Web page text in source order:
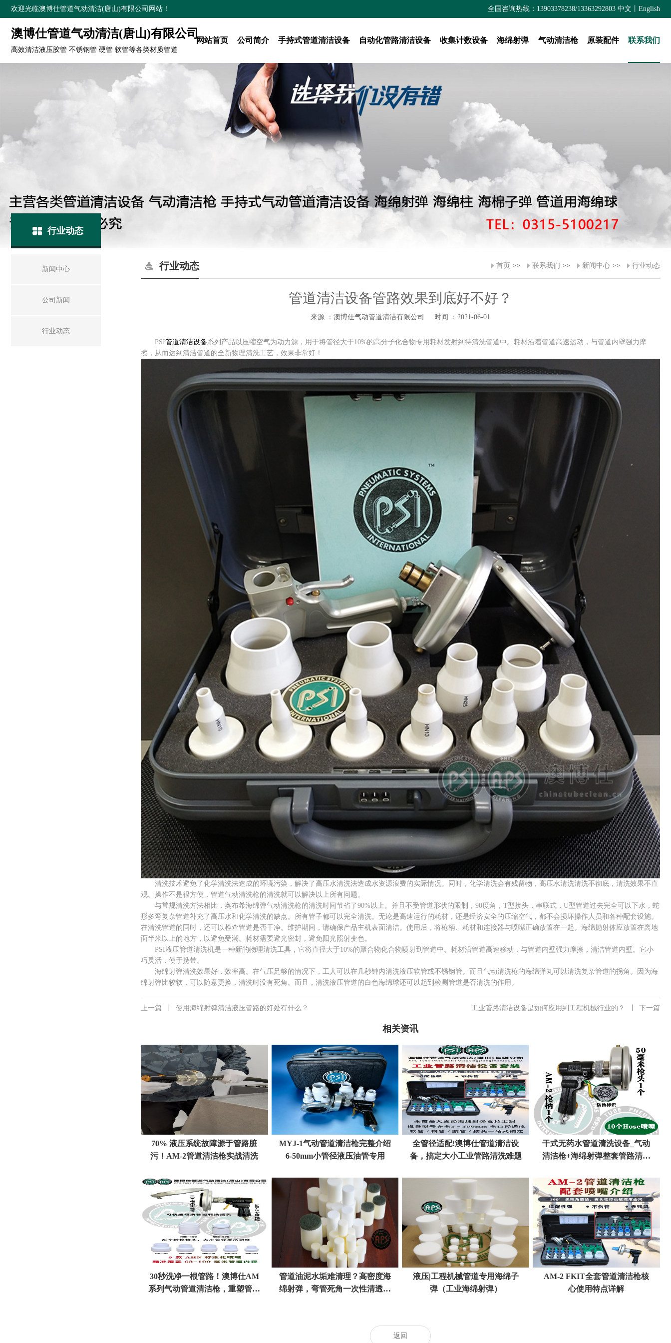
欢迎光临澳博仕管道气动清洁(唐山)有限公司网站！ 全国咨询热线：13903378238/13363292803 中文 English
澳博仕管道气动清洁(唐山)有限公司
高效清洁液压胶管 不锈钢管 硬管 软管等各类材质管道
网站首页 公司简介 手持式管道清洁设备 自动化管路清洁设备 收集计数设备 海绵射弹 气动清洁枪 原装配件 联系我们
行业动态
新闻中心
公司新闻
行业动态
行业动态 首页 >> 联系我们 >> 新闻中心 >> 行业动态
管道清洁设备管路效果到底好不好？
来源 ：澳博仕气动管道清洁有限公司 时间 ：2021-06-01
PSI管道清洁设备系列产品以压缩空气为动力源，用于将管径大于10%的高分子化合物专用耗材发射到待清洗管道中。耗材沿着管道高速运动，与管道内壁强力摩
擦，从而达到清洁管道的全新物理清洗工艺，效果非常好！
清洗技术避免了化学清洗法造成的环境污染，解决了高压水清洗法造成水资源浪费的实际情况。同时，化学清洗会有残留物，高压水清洗清洗不彻底，清洗效果不直
观。操作不是很方便，管道气动清洗枪的清洗就可以解决以上所有问题。
与常规清洗方法相比，奥布希海绵弹气动清洗枪的清洗时间节省了90%以上。并且不受管道形状的限制，90度角，T型接头，串联式，U型管道过去完全可以下水，蛇
形多弯复杂管道补充了高压水和化学清洗的缺点。所有管子都可以完全清洗。无论是高速运行的耗材，还是经济安全的压缩空气，都不会损坏操作人员和各种配套设施。
在清洗管道的同时，还可以检查管道是否干净。维护期间，请确保产品主机表面清洁。使用后，将枪柄、耗材和连接器与喷嘴正确放置在一起。海绵抛射体应放置在离地
面半米以上的地方，以避免受潮。耗材需要避光密封，避免阳光照射变色。
PSI液压管道清洗机是一种新的物理清洗工具，它将直径大于10%的聚合物化合物喷射到管道中。耗材沿管道高速移动，与管道内壁强力摩擦，清洁管道内壁。它小
巧灵活，便于携带。
海绵射弹清洗效果好，效率高。在气压足够的情况下，工人可以在几秒钟内清洗液压软管或不锈钢管。而且气动清洗枪的海绵弹丸可以清洗复杂管道的拐角。因为海
绵射弹比较软，可以随意更换，清洗时没有死角。而且，清洗液压管道的白色海绵球还可以起到检测管道是否清洗的作用。
上一篇 使用海绵射弹清洁液压管路的好处有什么？ 下一篇
工业管路清洁设备是如何应用到工程机械行业的？
相关资讯
70% 液压系统故障源于管路脏
污！AM‑2管道清洁枪实战清洗
MYJ-1气动管道清洁枪完整介绍
6-50mm小管径液压油管专用
全管径适配!澳博仕管道清洁设
备，搞定大小工业管路清洗难题
干式无药水管道清洗设备_气动
清洁枪+海绵射弹整套管路清洗
30秒洗净一根管路！澳博仕AM
系列气动管道清洁枪，重塑管路
管道油泥水垢难清理？高密度海
绵射弹，弯管死角一次性清透不
液压|工程机械管道专用海绵子
弹（工业海绵射弹）
AM-2 FKIT全套管道清洁枪核
心使用特点详解
返回